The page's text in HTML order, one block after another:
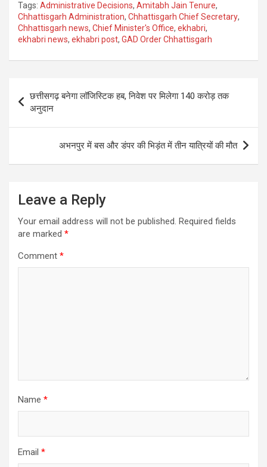
Tags: Administrative Decisions, Amitabh Jain Tenure,
Chhattisgarh Administration, Chhattisgarh Chief Secretary,
Chhattisgarh news, Chief Minister's Office, ekhabri,
ekhabri news, ekhabri post, GAD Order Chhattisgarh
navigation
छत्तीसगढ़ बनेगा लॉजिस्टिक हब, निवेश पर मिलेगा 140 करोड़ तक
अनुदान
अभनपुर में बस और डंपर की भिड़ंत में तीन यात्रियों की मौत
Leave a Reply
Your email address will not be published. Required fields
are marked *
Comment *
Name *
Email *